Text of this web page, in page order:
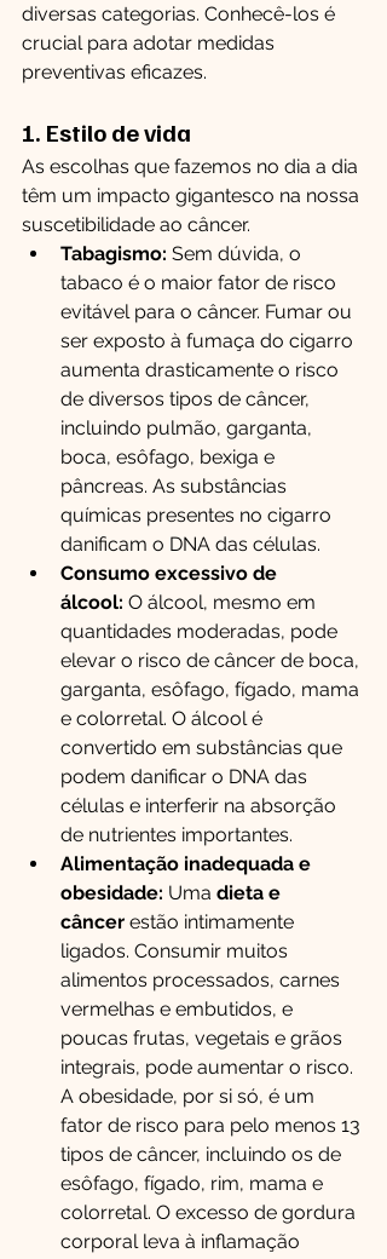
diversas categorias. Conhecê-los é
crucial para adotar medidas
preventivas eficazes.
1. Estilo de vida
As escolhas que fazemos no dia a dia
têm um impacto gigantesco na nossa
suscetibilidade ao câncer.
Tabagismo: Sem dúvida, o
tabaco é o maior fator de risco
evitável para o câncer. Fumar ou
ser exposto à fumaça do cigarro
aumenta drasticamente o risco
de diversos tipos de câncer,
incluindo pulmão, garganta,
boca, esôfago, bexiga e
pâncreas. As substâncias
químicas presentes no cigarro
danificam o DNA das células.
Consumo excessivo de
álcool: O álcool, mesmo em
quantidades moderadas, pode
elevar o risco de câncer de boca,
garganta, esôfago, fígado, mama
e colorretal. O álcool é
convertido em substâncias que
podem danificar o DNA das
células e interferir na absorção
de nutrientes importantes.
Alimentação inadequada e
obesidade: Uma dieta e
câncer estão intimamente
ligados. Consumir muitos
alimentos processados, carnes
vermelhas e embutidos, e
poucas frutas, vegetais e grãos
integrais, pode aumentar o risco.
A obesidade, por si só, é um
fator de risco para pelo menos 13
tipos de câncer, incluindo os de
esôfago, fígado, rim, mama e
colorretal. O excesso de gordura
corporal leva à inflamação